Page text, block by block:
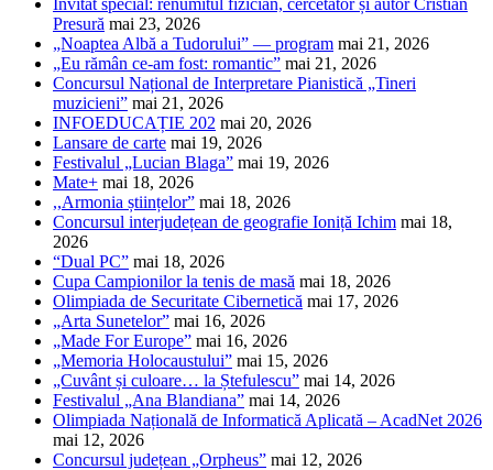
Invitat special: renumitul fizician, cercetător și autor Cristian
Presură mai 23, 2026
„Noaptea Albă a Tudorului” — program mai 21, 2026
„Eu rămân ce-am fost: romantic” mai 21, 2026
Concursul Național de Interpretare Pianistică „Tineri
muzicieni” mai 21, 2026
INFOEDUCAȚIE 202 mai 20, 2026
Lansare de carte mai 19, 2026
Festivalul „Lucian Blaga” mai 19, 2026
Mate+ mai 18, 2026
,,Armonia științelor” mai 18, 2026
Concursul interjudețean de geografie Ioniță Ichim mai 18,
2026
“Dual PC” mai 18, 2026
Cupa Campionilor la tenis de masă mai 18, 2026
Olimpiada de Securitate Cibernetică mai 17, 2026
„Arta Sunetelor” mai 16, 2026
„Made For Europe” mai 16, 2026
„Memoria Holocaustului” mai 15, 2026
„Cuvânt și culoare… la Ștefulescu” mai 14, 2026
Festivalul „Ana Blandiana” mai 14, 2026
Olimpiada Națională de Informatică Aplicată – AcadNet 2026
mai 12, 2026
Concursul județean „Orpheus” mai 12, 2026